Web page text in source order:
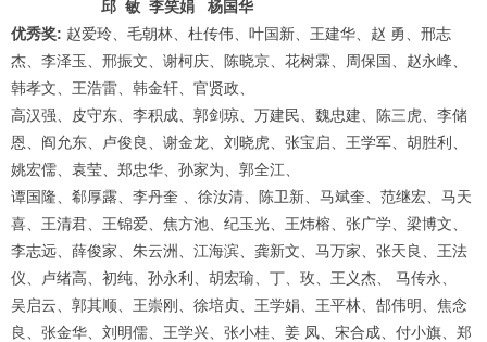
1 2 3 5 6
邱 敏 李笑娟
杨国华
优秀奖: 赵爱玲、毛朝林、杜传伟、叶国新、王建华、赵 勇、邢志
杰、李泽玉、邢振文、谢柯庆、陈晓京、花树霖、周保国、赵永峰、
韩孝文、王浩雷、韩金轩、官贤政、
高汉强、皮守东、李积成、郭剑琼、万建民、魏忠建、陈三虎、李储
恩、阎允东、卢俊良、谢金龙、刘晓虎、张宝启、王学军、胡胜利、
姚宏儒、袁莹、郑忠华、孙家为、郭全江、
谭国隆、郗厚露、李丹奎 、徐汝清、陈卫新、马斌奎、范继宏、马天
喜、王清君、王锦爱、焦方池、纪玉光、王炜榕、张广学、梁博文、
李志远、薛俊家、朱云洲、江海滨、龚新文、马万家、张天良、王法
仪、卢绪高、初纯、孙永利、胡宏瑜、丁、玫、王义杰、 马传永、
吴启云、郭其顺、王崇刚、徐培贞、王学娟、王平林、郜伟明、焦念
良、张金华、刘明儒、王学兴、张小桂、姜 凤、宋合成、付小旗、郑